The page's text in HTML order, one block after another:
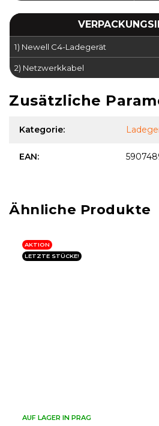
1) Newell C4-Ladegerät
2) Netzwerkkabel
Zusätzliche
Kategorie:
EAN:
AKTION
LETZTE STÜCKE!
AUF LAGER IN PRAG